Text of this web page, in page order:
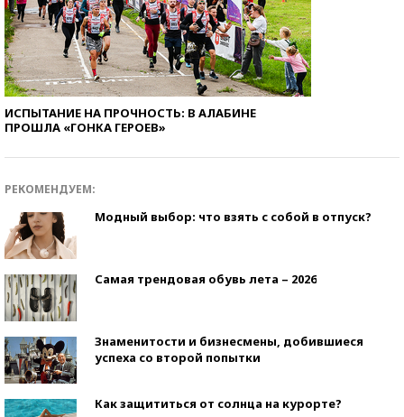
ИСПЫТАНИЕ НА ПРОЧНОСТЬ: В АЛАБИНЕ
ПРОШЛА «ГОНКА ГЕРОЕВ»
РЕКОМЕНДУЕМ:
Модный выбор: что взять с собой в отпуск?
Самая трендовая обувь лета – 2026
Знаменитости и бизнесмены, добившиеся
успеха со второй попытки
Как защититься от солнца на курорте?